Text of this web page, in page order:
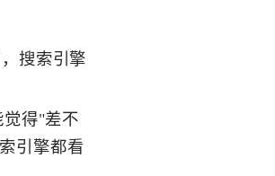
搜索引擎
觉得"差不
引擎都看